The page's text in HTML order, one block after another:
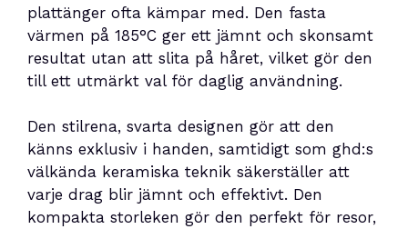
plattänger ofta kämpar med. Den fasta
värmen på 185°C ger ett jämnt och skonsamt
resultat utan att slita på håret, vilket gör den
till ett utmärkt val för daglig användning.
Den stilrena, svarta designen gör att den
känns exklusiv i handen, samtidigt som ghd:s
välkända keramiska teknik säkerställer att
varje drag blir jämnt och effektivt. Den
kompakta storleken gör den perfekt för resor,